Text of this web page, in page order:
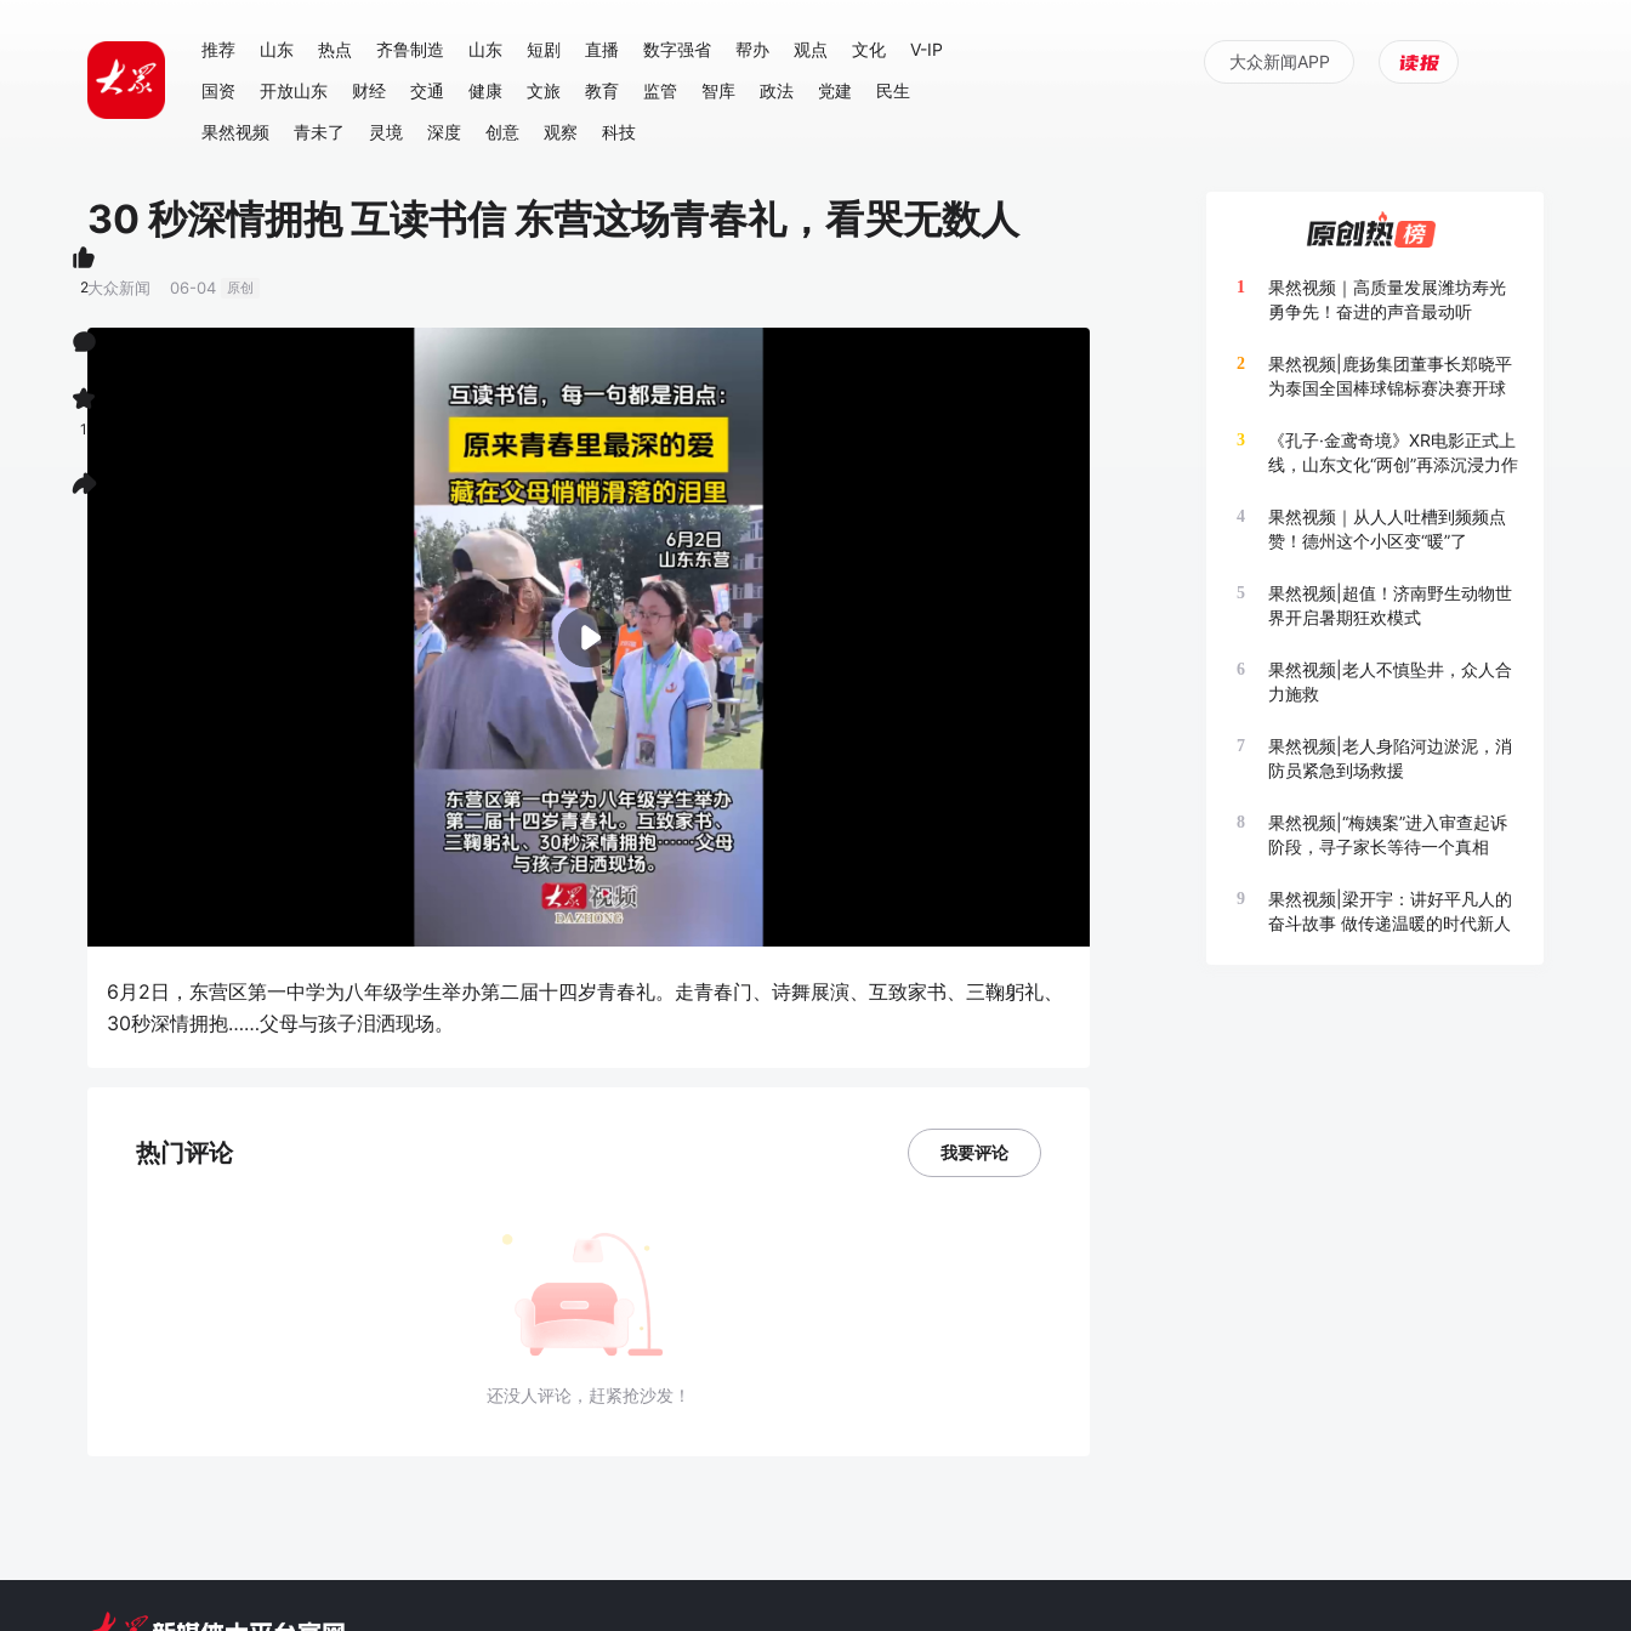
推荐 山东 热点 齐鲁制造 山东 短剧 直播 数字强省 帮办 观点 文化
V-IP
国资
开放山东 财经 交通 健康 文旅 教育 监管 智库 政法 党建
民生
果然视频
青未了 灵境 深度 创意 观察 科技
大众新闻APP
30 秒深情拥抱 互读书信 东营这场青春礼，看哭无数人
大众新闻 06-04 原创
6月2日，东营区第一中学为八年级学生举办第二届十四岁青春礼。走青春门、诗舞展演、互致家书、三鞠躬礼、
30秒深情拥抱……父母与孩子泪洒现场。
热门评论 我要评论
还没人评论，赶紧抢沙发！
2
1
1
果然视频｜高质量发展潍坊寿光
勇争先！奋进的声音最动听
2
果然视频|鹿扬集团董事长郑晓平
为泰国全国棒球锦标赛决赛开球
3
《孔子·金鸢奇境》XR电影正式上
线，山东文化“两创”再添沉浸力作
4
果然视频｜从人人吐槽到频频点
赞！德州这个小区变“暖”了
5
果然视频|超值！济南野生动物世
界开启暑期狂欢模式
6
果然视频|老人不慎坠井，众人合
力施救
7
果然视频|老人身陷河边淤泥，消
防员紧急到场救援
8
果然视频|“梅姨案”进入审查起诉
阶段，寻子家长等待一个真相
9
果然视频|梁开宇：讲好平凡人的
奋斗故事 做传递温暖的时代新人